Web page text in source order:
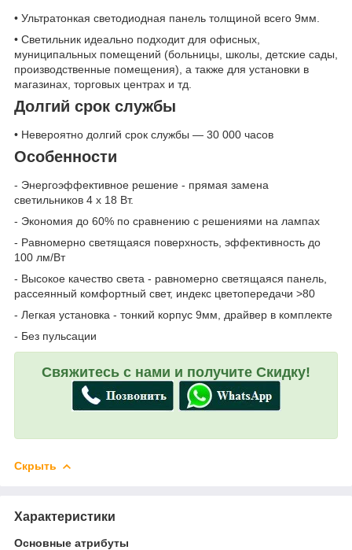
• Ультратонкая светодиодная панель толщиной всего 9мм.
• Светильник идеально подходит для офисных,
муниципальных помещений (больницы, школы, детские сады,
производственные помещения), а также для установки в
магазинах, торговых центрах и тд.
Долгий срок службы
• Невероятно долгий срок службы — 30 000 часов
Особенности
- Энергоэффективное решение - прямая замена
светильников 4 х 18 Вт.
- Экономия до 60% по сравнению с решениями на лампах
- Равномерно светящаяся поверхность, эффективность до
100 лм/Вт
- Высокое качество света - равномерно светящаяся панель,
рассеянный комфортный свет, индекс цветопередачи >80
- Легкая установка - тонкий корпус 9мм, драйвер в комплекте
- Без пульсации
Свяжитесь с нами и получите Скидку!
Скрыть
Характеристики
Основные атрибуты